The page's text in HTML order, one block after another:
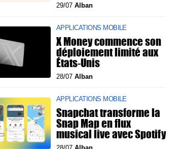
29/07 Alban
APPLICATIONS MOBILE
X Money commence son
déploiement limité aux
États-Unis
28/07 Alban
APPLICATIONS MOBILE
Snapchat transforme la
Snap Map en flux
musical live avec Spotify